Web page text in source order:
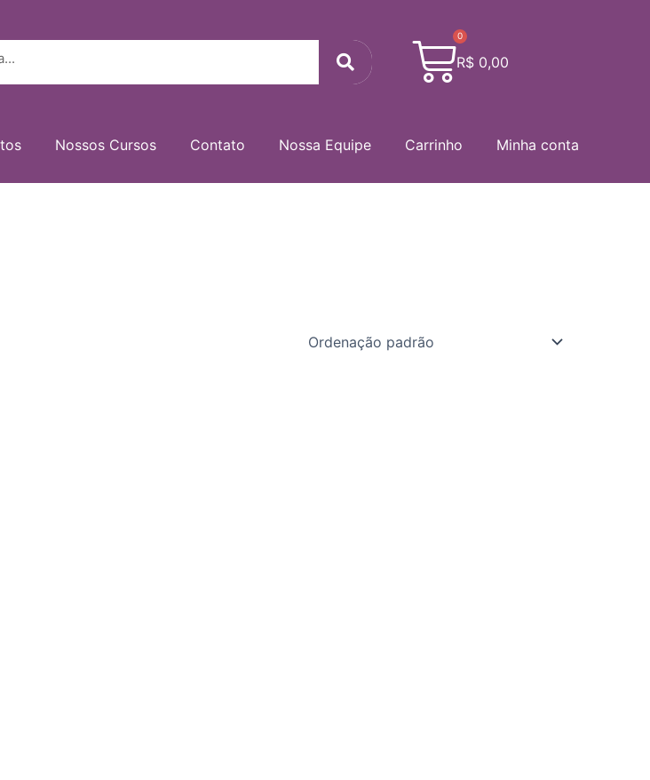
Search
R$ 0,00
0
Cart
Nossos Cursos Contato Nossa Equipe Carrinho Minha conta
e-